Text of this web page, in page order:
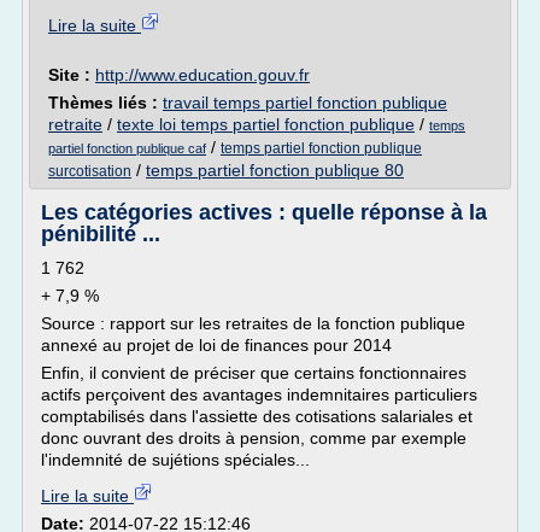
Lire la suite
Site : http://www.education.gouv.fr
Thèmes liés : travail temps partiel fonction publique
retraite / texte loi temps partiel fonction publique / temps
partiel fonction publique caf / temps partiel fonction publique
surcotisation / temps partiel fonction publique 80
Les catégories actives : quelle réponse à la
pénibilité ...
1 762
+ 7,9 %
Source : rapport sur les retraites de la fonction publique
annexé au projet de loi de finances pour 2014
Enfin, il convient de préciser que certains fonctionnaires
actifs perçoivent des avantages indemnitaires particuliers
comptabilisés dans l'assiette des cotisations salariales et
donc ouvrant des droits à pension, comme par exemple
l'indemnité de sujétions spéciales...
Lire la suite
Date: 2014-07-22 15:12:46